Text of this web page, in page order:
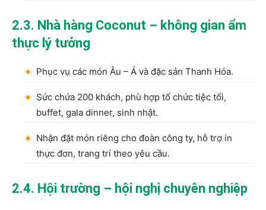
2.3. Nhà hàng Coconut – không gian ẩm
thực lý tưởng
Phục vụ các món Âu – Á và đặc sản Thanh Hóa.
Sức chứa 200 khách, phù hợp tổ chức tiệc tối,
buffet, gala dinner, sinh nhật.
Nhận đặt món riêng cho đoàn công ty, hỗ trợ in
thực đơn, trang trí theo yêu cầu.
2.4. Hội trường – hội nghị chuyên nghiệp